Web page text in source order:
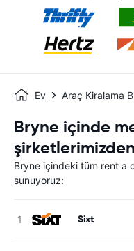
Ev Araç Kiralama
Bryne içinde
şirketlerimizden
Bryne içindeki tüm rent a
sunuyoruz:
Sixt